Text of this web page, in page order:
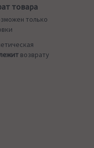
товара
только
возврату